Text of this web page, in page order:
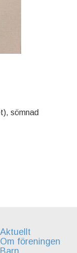
sömnad
Aktuellt
Om föreningen
Barn